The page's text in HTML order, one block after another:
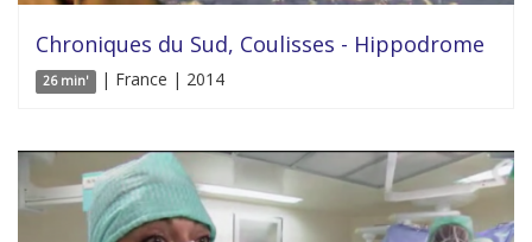
Chroniques du Sud, Coulisses - Hippodrome
26 min' | France | 2014